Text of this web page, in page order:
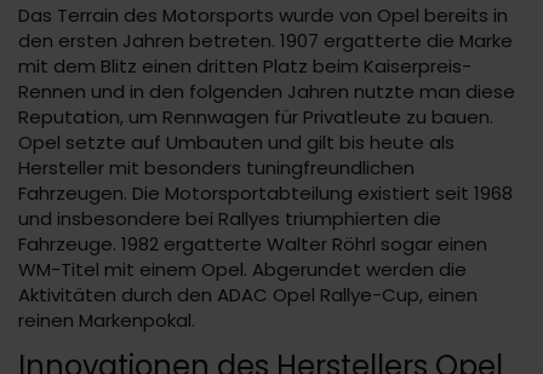
Das Terrain des Motorsports wurde von Opel bereits in
den ersten Jahren betreten. 1907 ergatterte die Marke
mit dem Blitz einen dritten Platz beim Kaiserpreis-
Rennen und in den folgenden Jahren nutzte man diese
Reputation, um Rennwagen für Privatleute zu bauen.
Opel setzte auf Umbauten und gilt bis heute als
Hersteller mit besonders tuningfreundlichen
Fahrzeugen. Die Motorsportabteilung existiert seit 1968
und insbesondere bei Rallyes triumphierten die
Fahrzeuge. 1982 ergatterte Walter Röhrl sogar einen
WM-Titel mit einem Opel. Abgerundet werden die
Aktivitäten durch den ADAC Opel Rallye-Cup, einen
reinen Markenpokal.
Innovationen des Herstellers Opel